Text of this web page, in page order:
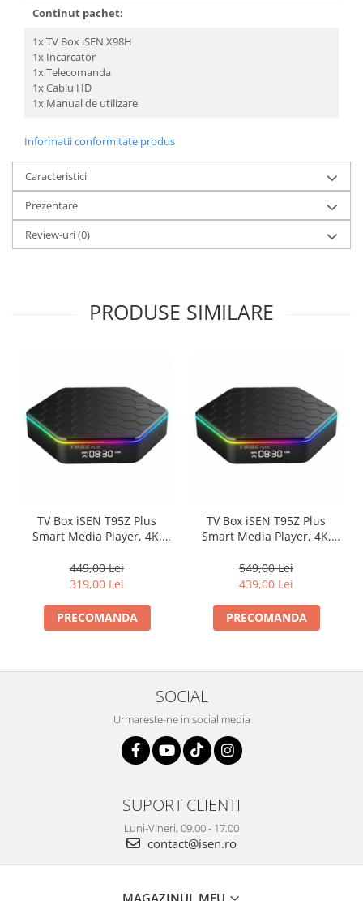
Continut pachet:
1x TV Box iSEN X98H
1x Incarcator
1x Telecomanda
1x Cablu HD
1x Manual de utilizare
Informatii conformitate produs
Caracteristici
Prezentare
Review-uri(0)
PRODUSE SIMILARE
TV Box iSEN T95Z Plus
Smart Media Player, 4K,
2GB RAM, 16GB ROM, H618
QuadCore, HDR10, WiFi 6,
449,00 Lei
319,00 Lei
PRECOMANDA
TV Box iSEN T95Z Plus
Smart Media Player, 4K,
4GB RAM, 32GB ROM, H618
QuadCore, HDR10, WiFi 6,
549,00 Lei
439,00 Lei
PRECOMANDA
SOCIAL
Urmareste-ne in social media
SUPORT CLIENTI
Luni-Vineri, 09.00 - 17.00
contact@isen.ro